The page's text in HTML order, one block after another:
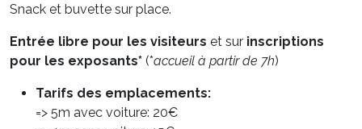
Snack et buvette sur place.
Entrée libre pour les visiteurs et sur inscriptions
pour les exposants* (*accueil à partir de 7h)
Tarifs des emplacements:
=> 5m avec voiture: 20€